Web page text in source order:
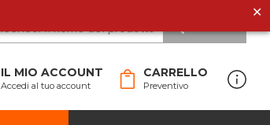
✕
CARRELLO
Preventivo
IL MIO ACCOUNT
Accedi al tuo account